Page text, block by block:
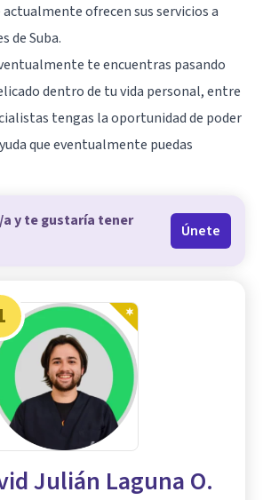
ofrecen sus servicios a
de Suba.
te encuentras pasando
dentro de tu vida personal, entre
tengas la oportunidad de poder
que eventualmente puedas
y te gustaría tener
Únete
Julián Laguna O.